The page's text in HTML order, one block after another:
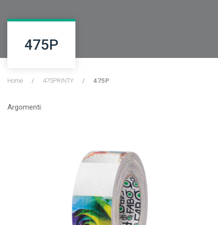
475P
Home / 475PRINTY / 475P
Argomenti: